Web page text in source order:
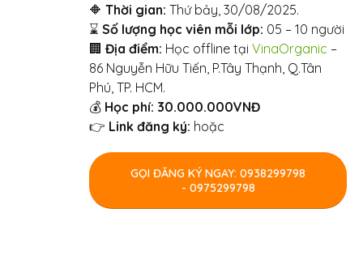
🔶 Thời gian: Thứ bảy, 30/08/2025.
⌛️ Số lượng học viên mỗi lớp: 05 – 10 người
🏢 Địa điểm: Học offline tại VinaOrganic –
86 Nguyễn Hữu Tiến, P.Tây Thạnh, Q.Tân
Phú, TP. HCM.
💰 Học phí: 30.000.000VNĐ
👉 Link đăng ký: hoặc
GỌI ĐĂNG KÝ NGAY: 0938299798
- 0975299798